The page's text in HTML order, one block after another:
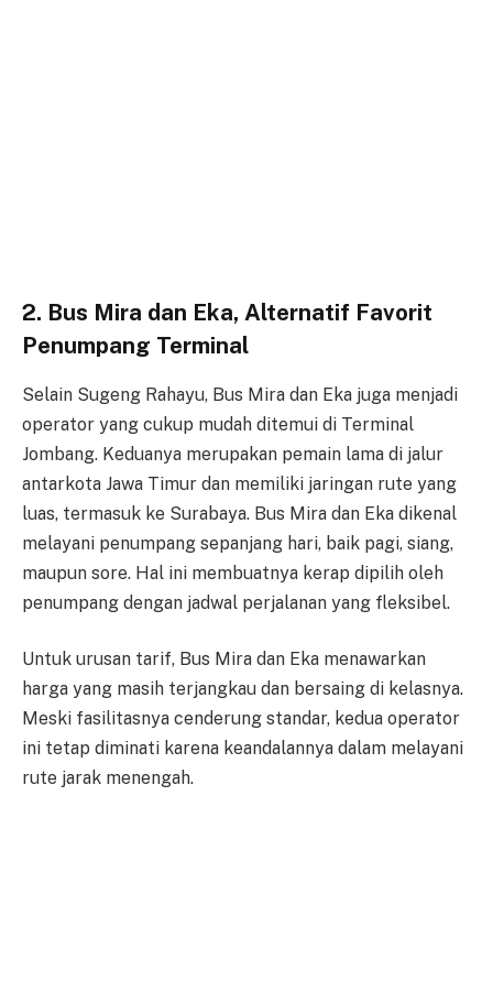
2. Bus Mira dan Eka, Alternatif Favorit
Penumpang Terminal
Selain Sugeng Rahayu, Bus Mira dan Eka juga menjadi
operator yang cukup mudah ditemui di Terminal
Jombang. Keduanya merupakan pemain lama di jalur
antarkota Jawa Timur dan memiliki jaringan rute yang
luas, termasuk ke Surabaya. Bus Mira dan Eka dikenal
melayani penumpang sepanjang hari, baik pagi, siang,
maupun sore. Hal ini membuatnya kerap dipilih oleh
penumpang dengan jadwal perjalanan yang fleksibel.
Untuk urusan tarif, Bus Mira dan Eka menawarkan
harga yang masih terjangkau dan bersaing di kelasnya.
Meski fasilitasnya cenderung standar, kedua operator
ini tetap diminati karena keandalannya dalam melayani
rute jarak menengah.